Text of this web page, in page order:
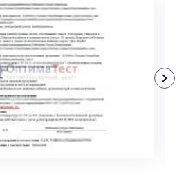
ПОДРОБНЕЕ